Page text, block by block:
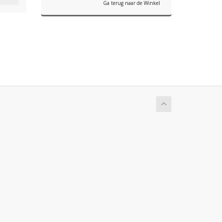
Ga terug naar de Winkel